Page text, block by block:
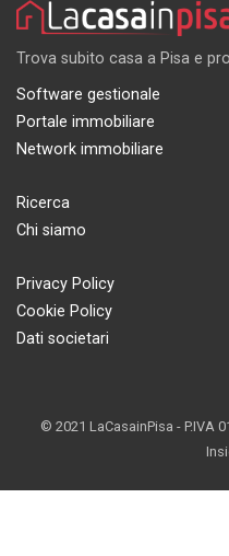
Trova subito casa a Pisa e
Software gestionale
Portale immobiliare
Network immobiliare
Ricerca
Chi siamo
Privacy Policy
Cookie Policy
Dati societari
© 2021 LaCasainPisa - P.IVA